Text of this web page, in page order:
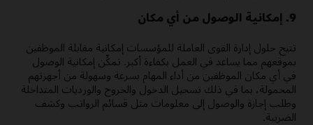
9. إمكانية الوصول من أي مكان
تتيح حلول إدارة القوى العاملة للمؤسسات إمكانية مقابلة الموظفين
بموقعهم مما يساعد في العمل بكفاءة أكبر. تمكِّن إمكانية الوصول
في أي مكان الموظفين من أداء المهام بسرعة وسهولة من أجهزتهم
المحمولة، بما في ذلك تسجيل الدخول والخروج والورديات المتداخلة
وطلب إجازة والوصول إلى معلومات مثل قسائم الرواتب وكشف
الضريبة.